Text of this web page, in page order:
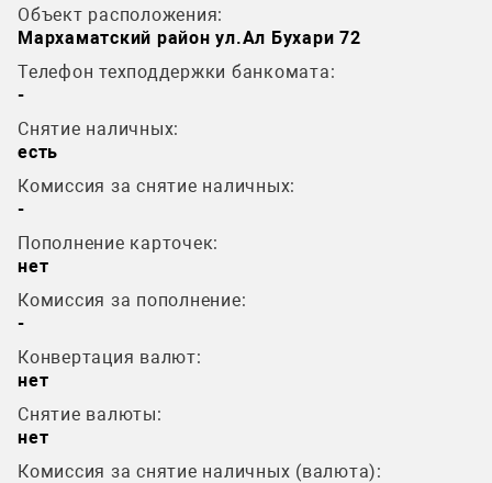
Объект расположения:
Мархаматский район ул.Ал Бухари 72
Телефон техподдержки банкомата:
-
Снятие наличных:
есть
Комиссия за снятие наличных:
-
Пополнение карточек:
нет
Комиссия за пополнение:
-
Конвертация валют:
нет
Снятие валюты:
нет
Комиссия за снятие наличных (валюта):